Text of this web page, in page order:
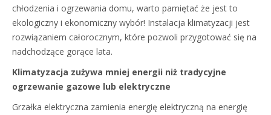
chłodzenia i ogrzewania domu, warto pamiętać że jest to
ekologiczny i ekonomiczny wybór! Instalacja klimatyzacji jest
rozwiązaniem całorocznym, które pozwoli przygotować się na
nadchodzące gorące lata.
Klimatyzacja zużywa mniej energii niż tradycyjne
ogrzewanie gazowe lub elektryczne
Grzałka elektryczna zamienia energię elektryczną na energię